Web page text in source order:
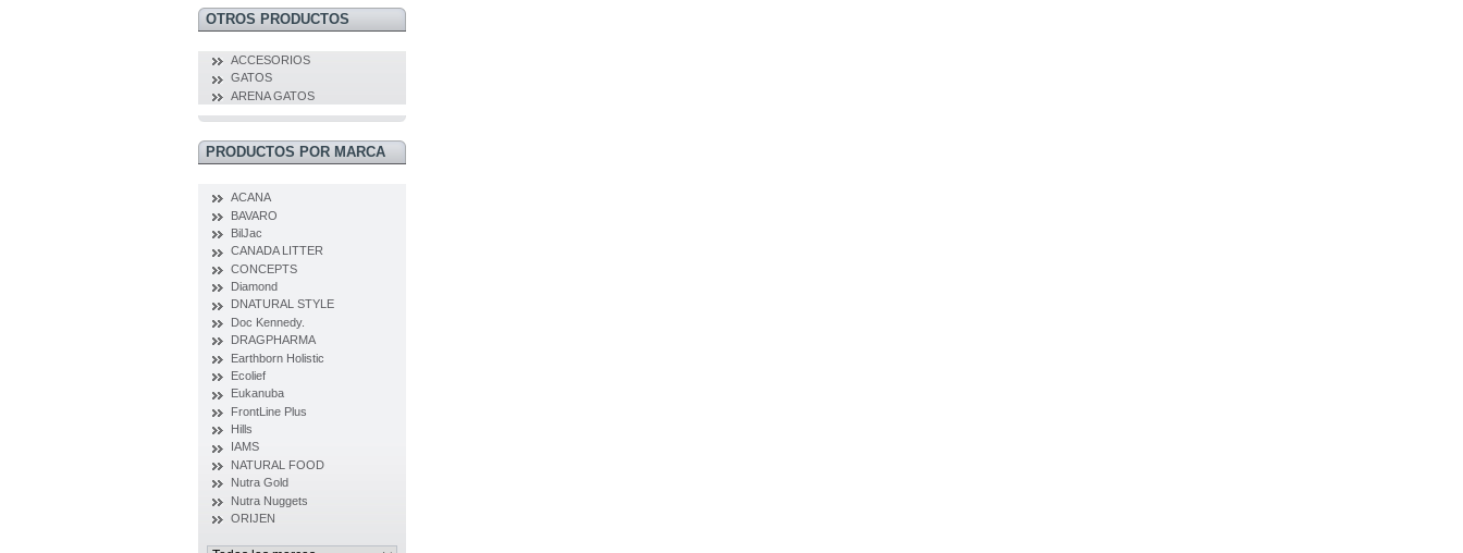
OTROS PRODUCTOS
ACCESORIOS
GATOS
ARENA GATOS
PRODUCTOS POR MARCA
ACANA
BAVARO
BilJac
CANADA LITTER
CONCEPTS
Diamond
DNATURAL STYLE
Doc Kennedy.
DRAGPHARMA
Earthborn Holistic
Ecolief
Eukanuba
FrontLine Plus
Hills
IAMS
NATURAL FOOD
Nutra Gold
Nutra Nuggets
ORIJEN